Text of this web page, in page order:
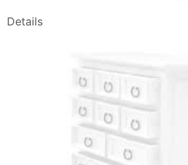
Details